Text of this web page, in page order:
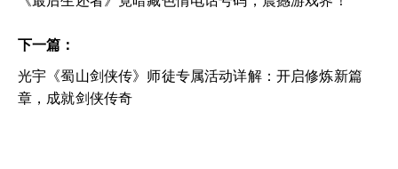
下一篇：
光宇《蜀山剑侠传》师徒专属活动详解：开启修炼新篇
章，成就剑侠传奇